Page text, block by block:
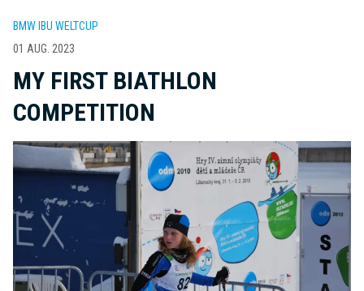
BMW IBU WELTCUP
01 AUG. 2023
MY FIRST BIATHLON
COMPETITION